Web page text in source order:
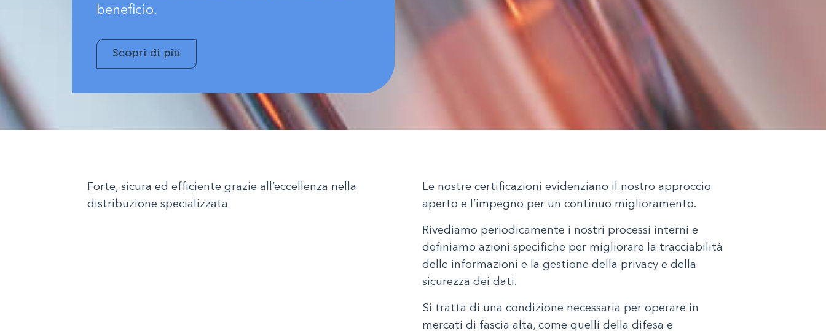
beneficio.
Scopri di più
Forte, sicura ed efficiente grazie all’eccellenza nella
distribuzione specializzata
Le nostre certificazioni evidenziano il nostro approccio
aperto e l’impegno per un continuo miglioramento.
Rivediamo periodicamente i nostri processi interni e
definiamo azioni specifiche per migliorare la tracciabilità
delle informazioni e la gestione della privacy e della
sicurezza dei dati.
Si tratta di una condizione necessaria per operare in
mercati di fascia alta, come quelli della difesa e